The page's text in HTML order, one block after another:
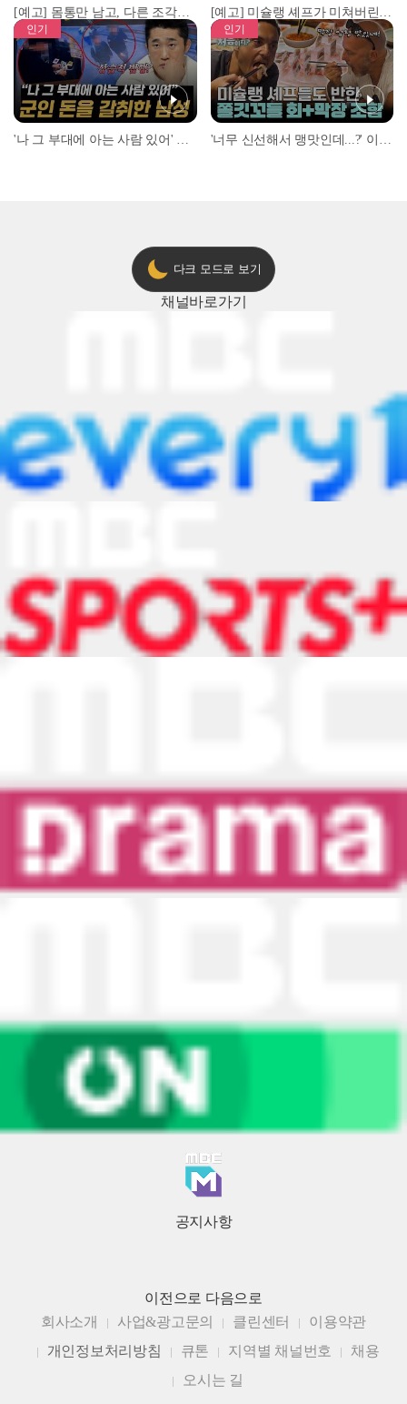
[예고] 몸통만 남고, 다른 조각은 어디에..? 시화호에서 드러난 충격적인 토막 살인사건! [예고] 미슐랭 셰프가 미쳐버린 이유! 본능이 깨어난 사건은?
인기 인기
다크 모드로 보기
채널바로가기
공지사항
이전으로 다음으로
회사소개
사업&광고문의 클린센터
이용약관
개인정보처리방침
큐톤 지역별 채널번호
채용
오시는 길